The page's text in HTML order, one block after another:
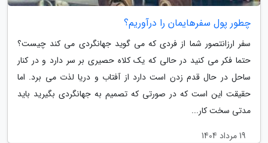
چطور پول سفرهایمان را درآوریم؟
سفر ارزانتصور شما از فردی که می گوید جهانگردی می کند چیست؟
حتما فکر می کنید در حالی که یک کلاه حصیری بر سر دارد و در کنار
ساحل در حال قدم زدن است دارد از آفتاب و دریا لذت می برد. اما
حقیقت این است که در صورتی که تصمیم به جهانگردی بگیرید باید
مدتی سخت کار...
19 مرداد 1404